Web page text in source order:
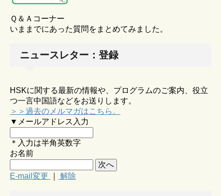
Ｑ＆Ａコーナー
いままでにあった質問をまとめてみました。
ニュースレター：登録
HSKに関する最新の情報や、プログラムのご案内、役立
つ一言中国語などをお送りします。
＞＞過去のメルマガはこちら。
▼メールアドレス入力
＊入力は半角英数字
お名前
E-mail変更 解除